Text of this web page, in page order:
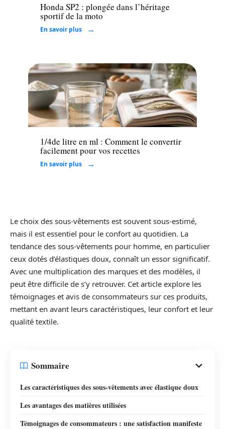
Honda SP2 : plongée dans l’héritage
sportif de la moto
En savoir plus
Maison
1/4de litre en ml : Comment le convertir
facilement pour vos recettes
En savoir plus
Le choix des sous-vêtements est souvent sous-estimé,
mais il est essentiel pour le confort au quotidien. La
tendance des sous-vêtements pour homme, en particulier
ceux dotés d’élastiques doux, connaît un essor significatif.
Avec une multiplication des marques et des modèles, il
peut être difficile de s’y retrouver. Cet article explore les
témoignages et avis de consommateurs sur ces produits,
mettant en avant leurs caractéristiques, leur confort et leur
qualité textile.
Sommaire
Les caractéristiques des sous-vêtements avec élastique doux
Les avantages des matières utilisées
Témoignages de consommateurs : une satisfaction manifeste